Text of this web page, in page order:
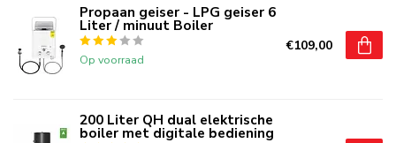
Propaan geiser - LPG geiser 6
Liter / minuut Boiler
Op voorraad
€109,00
200 Liter QH dual elektrische
boiler met digitale bediening